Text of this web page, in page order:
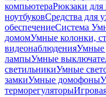
компьютераРюкзаки для
ноутбуковСредства для
обеспечениеСистема
домомУмные колонки,
видеонаблюденияУмные
лампыУмные
светильникиУмные
замкиУмные домофоны
терморегуляторы